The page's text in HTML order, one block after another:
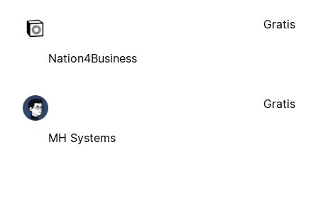
Nation4Business
Gratis
MH Systems
Gratis